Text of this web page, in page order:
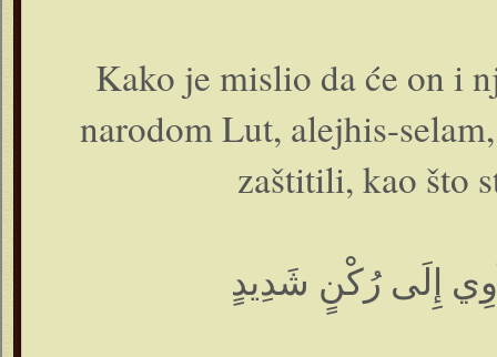
Kako je mislio da će on i
narodom Lut, alejhis-
zaštitili, kao što
إِلَى رُكْنٍ شَدِيدٍ